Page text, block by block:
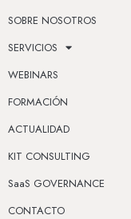
SOBRE NOSOTROS
SERVICIOS
WEBINARS
FORMACIÓN
ACTUALIDAD
KIT CONSULTING
SaaS GOVERNANCE
CONTACTO